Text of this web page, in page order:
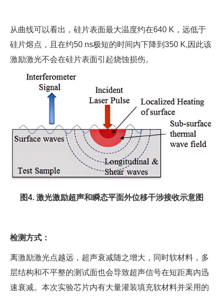
从曲线可以看出，硅片表面最大温度约在640 K，远低于
硅片熔点，且在约50 ns极短的时间内下降到350 K,因此该
激励激光不会在硅片表面引起烧蚀损伤。
图4. 激光激励超声和瞬态平面外位移干涉接收示意图
检测方式：
离激励激光点越远，超声衰减随之增大，同时软材料，多
层结构和不平整的测试面也会导致超声信号在短距离内迅
速衰减。本次实验芯片内有大量灌装填充软材料并采用的